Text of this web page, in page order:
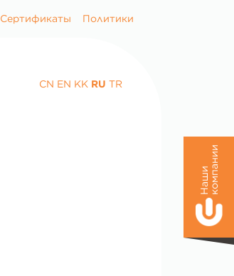
Сертификаты Политики
CN EN KK RU TR
Н
а
ш
и
к
о
м
п
а
н
ии